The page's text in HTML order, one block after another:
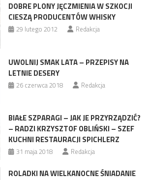
DOBRE PLONY JĘCZMIENIA W SZKOCJI
CIESZĄ PRODUCENTÓW WHISKY
29 lutego 2012 Redakcja
UWOLNIJ SMAK LATA – PRZEPISY NA
LETNIE DESERY
26 czerwca 2018 Redakcja
BIAŁE SZPARAGI – JAK JE PRZYRZĄDZIĆ?
– RADZI KRZYSZTOF OBLIŃSKI – SZEF
KUCHNI RESTAURACJI SPICHLERZ
31 maja 2018 Redakcja
ROLADKI NA WIELKANOCNE ŚNIADANIE